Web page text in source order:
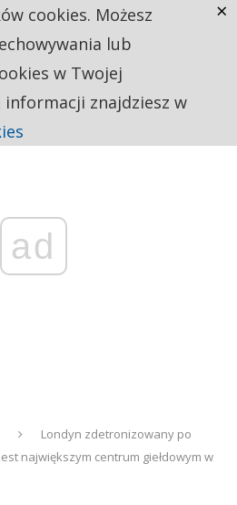
ad
Londyn zdetronizowany po
największym centrum giełdowym w
cookies. Możesz
lub
w Twojej
informacji znajdziesz w
×